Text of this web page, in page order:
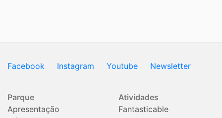
Facebook Instagram Youtube Newsletter
Parque
Apresentação
Atividades
Fantasticable